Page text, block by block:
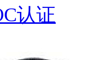
认证